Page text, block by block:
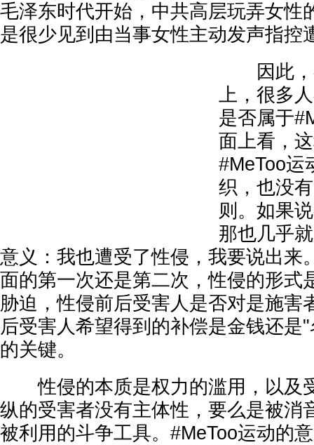
毛泽东时代开始，中共高层玩弄女性
是很少见到由当事女性主动发声指控
因此，
上，很多
是否属于
面上看，
#MeToo运
织，也没
则。如果
那也几乎
意义：我也遭受了性侵，我要说出来
面的第一次还是第二次，性侵的形式
胁迫，性侵前后受害人是否对是施害
后受害人希望得到的补偿是金钱还是
的关键。
性侵的本质是权力的滥用，以及
纵的受害者没有主体性，要么是被消
被利用的斗争工具。#MeToo运动的